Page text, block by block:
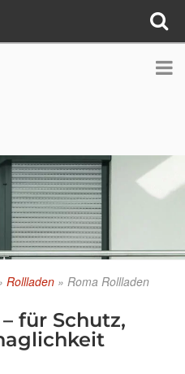
Rollladen » Roma Rollladen
für Schutz,